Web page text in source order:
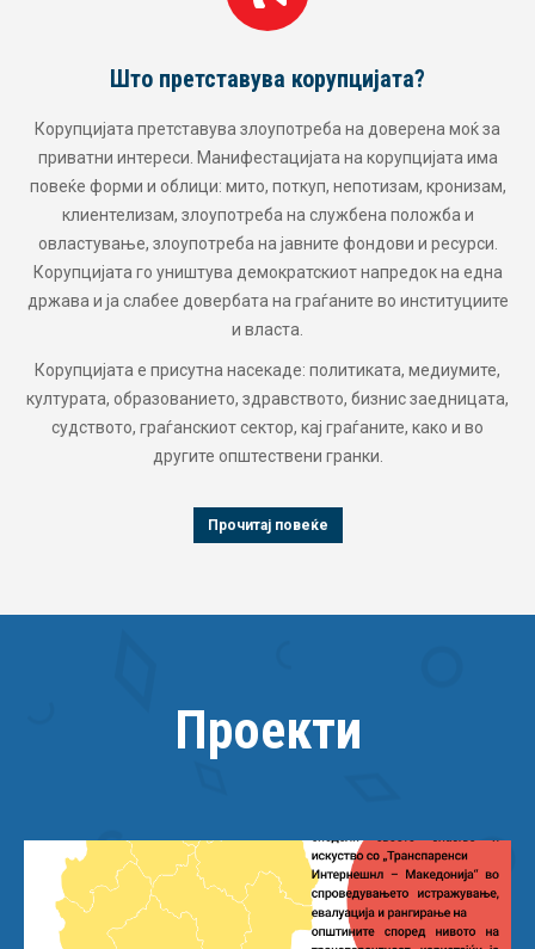
Што претставува корупцијата?
Корупцијата претставува злоупотреба на доверена моќ за
приватни интереси. Манифестацијата на корупцијата има
повеќе форми и облици: мито, поткуп, непотизам, кронизам,
клиентелизам, злоупотреба на службена положба и
овластување, злоупотреба на јавните фондови и ресурси.
Корупцијата го уништува демократскиот напредок на една
држава и ја слабее довербата на граѓаните во институциите
и власта.
Корупцијата е присутна насекаде: политиката, медиумите,
културата, образованието, здравството, бизнис заедницата,
судството, граѓанскиот сектор, кај граѓаните, како и во
другите општествени гранки.
Прочитај повеќе
Проекти